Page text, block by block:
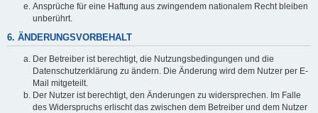
Ansprüche für eine Haftung aus zwingendem nationalem Recht bleiben
unberührt.
6. ÄNDERUNGSVORBEHALT
Der Betreiber ist berechtigt, die Nutzungsbedingungen und die
Datenschutzerklärung zu ändern. Die Änderung wird dem Nutzer per E-
Mail mitgeteilt.
Der Nutzer ist berechtigt, den Änderungen zu widersprechen. Im Falle
des Widerspruchs erlischt das zwischen dem Betreiber und dem Nutzer